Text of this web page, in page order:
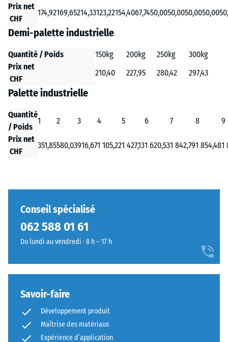
Prix net
CHF
174,92169,65214,33123,22154,4067,7450,0050,0050,0050,00
Demi-palette industrielle
Quantité / Poids 150kg 200kg 250kg
300kg
Prix net
CHF
210,40 227,95 280,42 297,43
Palette industrielle
Quantité
/ Poids
1 2 3 4 5 6 7 8
9
Prix net
CHF
351,85580,03916,671 105,221 427,131 620,531 842,791 854,481
Conseil spécialisé
062 588 01 61
Du lundi au vendredi · 8 h – 17 h
Savoir-faire
Développement produit
Maîtrise des matériaux
Expérience d’application